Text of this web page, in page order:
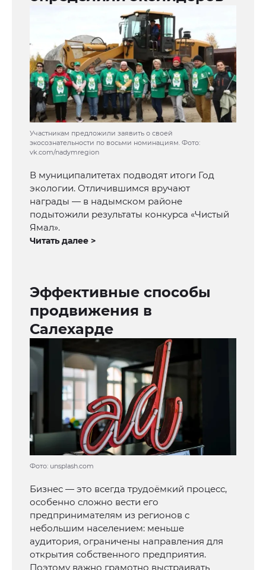
Участникам предложили заявить о своей
экосознательности по восьми номинациям. Фото:
vk.com/nadymregion
В муниципалитетах подводят итоги Год
экологии. Отличившимся вручают
награды — в надымском районе
подытожили результаты конкурса «Чистый
Ямал».
Читать далее >
Эффективные способы
продвижения в
Салехарде
Фото: unsplash.com
Бизнес — это всегда трудоёмкий процесс,
особенно сложно вести его
предпринимателям из регионов с
небольшим населением: меньше
аудитория, ограничены направления для
открытия собственного предприятия.
Поэтому важно грамотно выстраивать